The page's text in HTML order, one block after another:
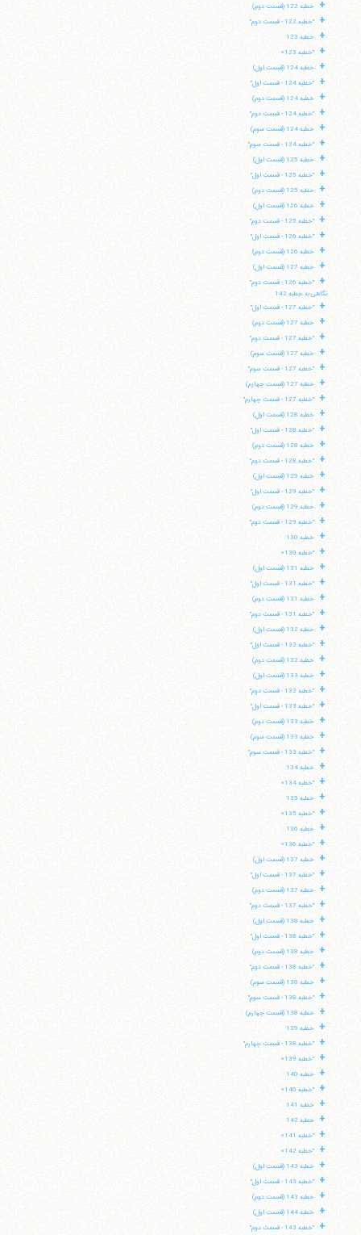
+ خطبه 122 (قسمت دوم)
+ "خطبه 122 - قسمت دوم"
+ خطبه 123
+ "خطبه 123»
+ خطبه 124 (قسمت اول)
+ "خطبه 124 - قسمت اول"
+ خطبه 124 (قسمت دوم)
+ "خطبه 124 - قسمت دوم"
+ خطبه 124 (قسمت سوم)
+ "خطبه 124 - قسمت سوم"
+ خطبه 125 (قسمت اول)
+ "خطبه 125 - قسمت اول"
+ خطبه 125 (قسمت دوم)
+ خطبه 126 (قسمت اول)
+ "خطبه 125 - قسمت دوم"
+ "خطبه 126 - قسمت اول"
+ خطبه 126 (قسمت دوم)
+ خطبه 127 (قسمت اول)
+
"خطبه 126 - قسمت دوم"
نگاهی به خطبه 142
+ "خطبه 127 - قسمت اول"
+ خطبه 127 (قسمت دوم)
+ "خطبه 127 - قسمت دوم"
+ خطبه 127 (قسمت سوم)
+ "خطبه 127 - قسمت سوم"
+ خطبه 127 (قسمت چهارم)
+ "خطبه 127 - قسمت چهارم"
+ خطبه 128 (قسمت اول)
+ "خطبه 128 - قسمت اول"
+ خطبه 128 (قسمت دوم)
+ "خطبه 128 - قسمت دوم"
+ خطبه 129 (قسمت اول)
+ "خطبه 129 - قسمت اول"
+ خطبه 129 (قسمت دوم)
+ "خطبه 129 - قسمت دوم"
+ خطبه 130
+ "خطبه 130»
+ خطبه 131 (قسمت اول)
+ "خطبه 131 - قسمت اول"
+ خطبه 131 (قسمت دوم)
+ "خطبه 131 - قسمت دوم"
+ خطبه 132 (قسمت اول)
+ "خطبه 132 - قسمت اول"
+ خطبه 132 (قسمت دوم)
+ خطبه 133 (قسمت اول)
+ "خطبه 132 - قسمت دوم"
+ "خطبه 133 - قسمت اول"
+ خطبه 133 (قسمت دوم)
+ خطبه 133 (قسمت سوم)
+ "خطبه 133 - قسمت سوم"
+ خطبه 134
+ "خطبه 134»
+ خطبه 135
+ "خطبه 135»
+ خطبه 136
+ "خطبه 136»
+ خطبه 137 (قسمت اول)
+ "خطبه 137 - قسمت اول"
+ خطبه 137 (قسمت دوم)
+ "خطبه 137 - قسمت دوم"
+ خطبه 138 (قسمت اول)
+ "خطبه 138 - قسمت اول"
+ خطبه 138 (قسمت دوم)
+ "خطبه 138 - قسمت دوم"
+ خطبه 138 (قسمت سوم)
+ "خطبه 138 - قسمت سوم"
+ خطبه 138 (قسمت چهارم)
+ خطبه 139
+ "خطبه 138 - قسمت چهارم"
+ "خطبه 139»
+ خطبه 140
+ "خطبه 140»
+ خطبه 141
+ خطبه 142
+ "خطبه 141»
+ "خطبه 142»
+ خطبه 143 (قسمت اول)
+ "خطبه 143 - قسمت اول"
+ خطبه 143 (قسمت دوم)
+ خطبه 144 (قسمت اول)
+ "خطبه 143 - قسمت دوم"